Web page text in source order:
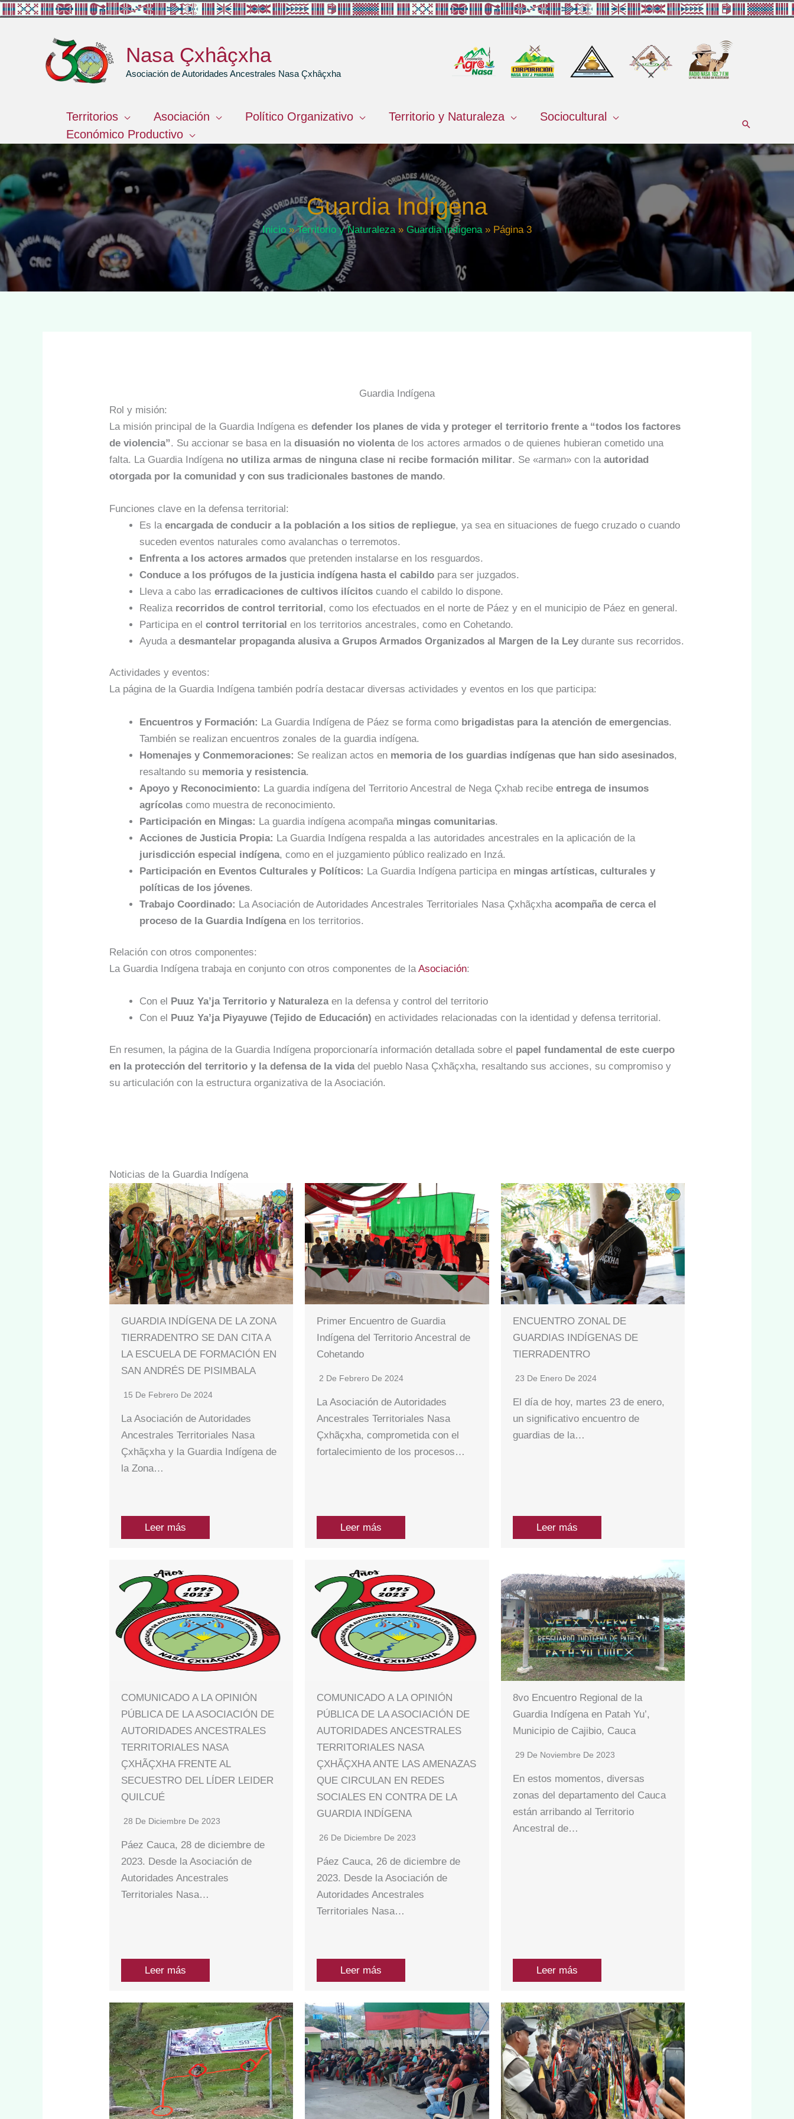
Ir
Nasa Çxhâçxha
Asociación de Autoridades Ancestrales Nasa Çxhâçxha
Territorios Asociación Político Organizativo Territorio y Naturaleza
Sociocultural
Económico Productivo
Buscar
Guardia Indígena
Inicio Territorio y Naturaleza Guardia Indígena Página 3
Guardia Indígena
Rol y misión:
La misión principal de la Guardia Indígena esdefender los planes de vida y proteger el territorio frente a “todos los factores
de violencia”. Su accionar se basa en ladisuasión no violentade los actores armados o de quienes hubieran cometido una
falta. La Guardia Indígena no utiliza armas de ninguna clase ni recibe formación militar. Se «arman» con laautoridad
otorgada por la comunidad y con sus tradicionales bastones de mando.
Funciones clave en la defensa territorial:
Es laencargada de conducir a la población a los sitios de repliegue, ya sea en situaciones de fuego cruzado o cuando
suceden eventos naturales como avalanchas o terremotos.
Enfrenta a los actores armados que pretenden instalarse en los resguardos.
Conduce a los prófugos de la justicia indígena hasta el cabildo para ser juzgados.
Lleva a cabo laserradicaciones de cultivos ilícitos cuando el cabildo lo dispone.
Realiza recorridos de control territorial, como los efectuados en el norte de Páez y en el municipio de Páez en general.
Participa en elcontrol territorial en los territorios ancestrales, como en Cohetando.
Ayuda adesmantelar propaganda alusiva a Grupos Armados Organizados al Margen de la Ley durante sus recorridos.
Actividades y eventos:
La página de la Guardia Indígena también podría destacar diversas actividades y eventos en los que participa:
Encuentros y Formación: La Guardia Indígena de Páez se forma como brigadistas para la atención de emergencias.
También se realizan encuentros zonales de la guardia indígena.
Homenajes y Conmemoraciones: Se realizan actos en memoria de los guardias indígenas que han sido asesinados,
resaltando su memoria y resistencia.
Apoyo y Reconocimiento: La guardia indígena del Territorio Ancestral de Nega Çxhab recibeentrega de insumos
agrícolas como muestra de reconocimiento.
Participación en Mingas: La guardia indígena acompaña mingas comunitarias.
Acciones de Justicia Propia: La Guardia Indígena respalda a las autoridades ancestrales en la aplicación de la
jurisdicción especial indígena, como en el juzgamiento público realizado en Inzá.
Participación en Eventos Culturales y Políticos: La Guardia Indígena participa en mingas artísticas, culturales y
políticas de los jóvenes.
Trabajo Coordinado: La Asociación de Autoridades Ancestrales Territoriales Nasa Çxhãçxhaacompaña de cerca el
proceso de la Guardia Indígenaen los territorios.
Relación con otros componentes:
La Guardia Indígena trabaja en conjunto con otros componentes de laAsociación:
Con el Puuz Ya’ja Territorio y Naturalezaen la defensa y control del territorio
Con el
Puuz Ya’ja Piyayuwe (Tejido de Educación) en actividades relacionadas con la identidad y defensa territorial.
En resumen, la página de la Guardia Indígena proporcionaría información detallada sobre el papel fundamental de este cuerpo
en la protección del territorio y la defensa de la vidadel pueblo Nasa Çxhãçxha, resaltando sus acciones, su compromiso y
su articulación con la estructura organizativa de la Asociación.
Noticias de la Guardia Indígena
GUARDIA INDÍGENA DE LA ZONA
TIERRADENTRO SE DAN CITA A
LA ESCUELA DE FORMACIÓN EN
SAN ANDRÉS DE PISIMBALA
15 De Febrero De 2024
La Asociación de Autoridades
Ancestrales Territoriales Nasa
Çxhãçxha y la Guardia Indígena de
la Zona…
Leer más
Primer Encuentro de Guardia
Indígena del Territorio Ancestral de
Cohetando
2 De Febrero De 2024
La Asociación de Autoridades
Ancestrales Territoriales Nasa
Çxhãçxha, comprometida con el
fortalecimiento de los procesos…
Leer más
ENCUENTRO ZONAL DE
GUARDIAS INDÍGENAS DE
TIERRADENTRO
23 De Enero De 2024
El día de hoy, martes 23 de enero,
un significativo encuentro de
guardias de la…
Leer más
COMUNICADO A LA OPINIÓN
PÚBLICA DE LA ASOCIACIÓN DE
AUTORIDADES ANCESTRALES
TERRITORIALES NASA
ÇXHÃÇXHA FRENTE AL
SECUESTRO DEL LÍDER LEIDER
QUILCUÉ
28 De Diciembre De 2023
Páez Cauca, 28 de diciembre de
2023. Desde la Asociación de
Autoridades Ancestrales
Territoriales Nasa…
Leer más
COMUNICADO A LA OPINIÓN
PÚBLICA DE LA ASOCIACIÓN DE
AUTORIDADES ANCESTRALES
TERRITORIALES NASA
ÇXHÃÇXHA ANTE LAS AMENAZAS
QUE CIRCULAN EN REDES
SOCIALES EN CONTRA DE LA
GUARDIA INDÍGENA
26 De Diciembre De 2023
Páez Cauca, 26 de diciembre de
2023. Desde la Asociación de
Autoridades Ancestrales
Territoriales Nasa…
Leer más
8vo Encuentro Regional de la
Guardia Indígena en Patah Yu’,
Municipio de Cajibio, Cauca
29 De Noviembre De 2023
En estos momentos, diversas
zonas del departamento del Cauca
están arribando al Territorio
Ancestral de…
Leer más